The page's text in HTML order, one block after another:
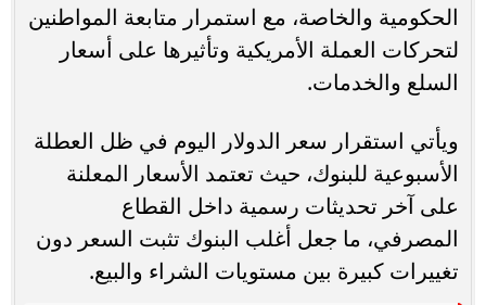
الحكومية والخاصة، مع استمرار متابعة المواطنين
لتحركات العملة الأمريكية وتأثيرها على أسعار
السلع والخدمات.
ويأتي استقرار سعر الدولار اليوم في ظل العطلة
الأسبوعية للبنوك، حيث تعتمد الأسعار المعلنة
على آخر تحديثات رسمية داخل القطاع
المصرفي، ما جعل أغلب البنوك تثبت السعر دون
تغييرات كبيرة بين مستويات الشراء والبيع.